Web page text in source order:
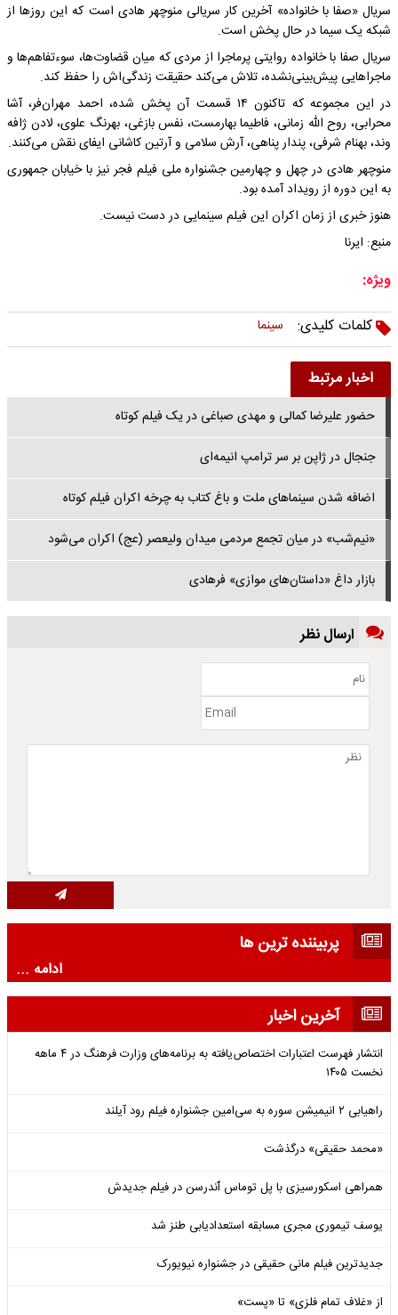
سریال «صفا با خانواده» آخرین کار سریالی منوچهر هادی است که این روزها از
شبکه یک سیما در حال پخش است.
سریال صفا با خانواده روایتی پرماجرا از مردی که میان قضاوت‌ها، سوءتفاهم‌ها و
ماجراهایی پیش‌بینی‌نشده، تلاش می‌کند حقیقت زندگی‌اش را حفظ کند.
در این مجموعه که تاکنون ۱۴ قسمت آن پخش شده، احمد مهران‌فر، آشا
محرابی، روح الله زمانی، فاطیما بهارمست، نفس بازغی، بهرنگ علوی، لادن ژافه
وند، بهنام شرفی، پندار پناهی، آرش سلامی و آرتین کاشانی ایفای نقش می‌کنند.
منوچهر هادی در چهل و چهارمین جشنواره ملی فیلم فجر نیز با خیابان جمهوری
به این دوره از رویداد آمده بود.
هنوز خبری از زمان اکران این فیلم سینمایی در دست نیست.
منبع: ایرنا
ویژه:
کلمات کلیدی:
سینما
اخبار مرتبط
حضور علیرضا کمالی و مهدی صباغی در یک فیلم کوتاه
جنجال در ژاپن بر سر ترامپ انیمه‌ای
اضافه شدن سینماهای ملت و باغ کتاب به چرخه اکران فیلم کوتاه
«نیم‌شب» در میان تجمع مردمی میدان ولیعصر (عج) اکران می‌شود
بازار داغ «داستان‌های موازی» فرهادی
ارسال نظر
پربیننده ترین ها
ادامه ...
آخرین اخبار
انتشار فهرست اعتبارات اختصاص‌یافته به برنامه‌های وزارت فرهنگ در ۴ ماهه
نخست ۱۴۰۵
راهیابی ۲ انیمیشن سوره به سی‌امین جشنواره فیلم رود آیلند
«محمد حقیقی» درگذشت
همراهی اسکورسیزی با پل توماس ٱندرسن در فیلم جدیدش
یوسف تیموری مجری مسابقه استعدادیابی طنز شد
جدیدترین فیلم مانی حقیقی در جشنواره نیویورک
از «غلاف تمام فلزی» تا «پست»